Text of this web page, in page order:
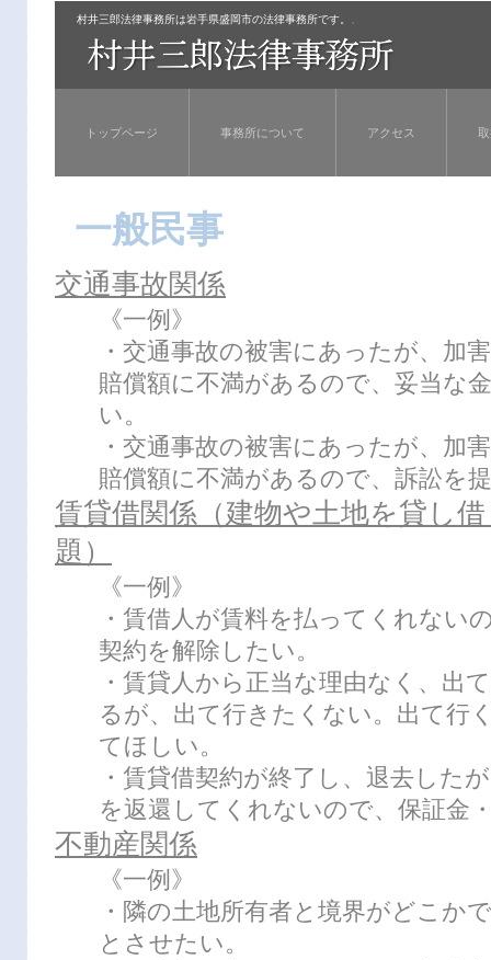
村井三郎法律事務所は岩手県盛岡市の法律事務所です。
一般民事
交通事故関係
《一例》
・交通事故の被害にあったが、加
賠償額に不満があるので、妥当な
い。
・交通事故の被害にあったが、加
賠償額に不満があるので、訴訟を
賃貸借関係（建物や土地を貸し
題）
《一例》
・賃借人が賃料を払ってくれない
契約を解除したい。
・賃貸人から正当な理由なく、出
るが、出て行きたくない。出て行
てほしい。
・賃貸借契約が終了し、退去した
を返還してくれないので、保証金
不動産関係
《一例》
・隣の土地所有者と境界がどこか
とさせたい。
トップページ 事務所について アクセス